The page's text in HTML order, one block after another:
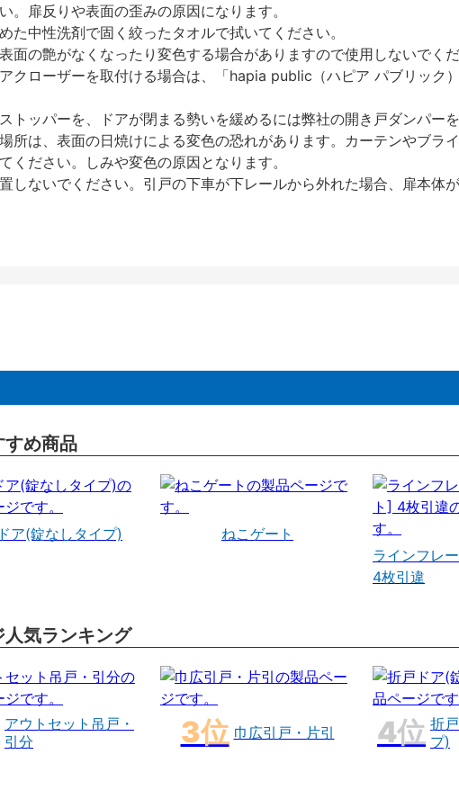
扉反りや表面の歪みの原因になります。
中性洗剤で固く絞ったタオルで拭いてください。
面の艶がなくなったり変色する場合がありますので使用しないでく
クローザーを取付ける場合は、「hapia public（ハピア パブリック
トッパーを、ドアが閉まる勢いを緩めるには弊社の開き戸ダンパー
所は、表面の日焼けによる変色の恐れがあります。カーテンやブラ
ださい。しみや変色の原因となります。
しないでください。引戸の下車が下レールから外れた場合、扉本体
すめ商品
ア(錠なしタイプ)
ねこゲート
ラインフレ
4枚引違
気ランキング
アウトセット吊戸・
引分
巾広引戸・片引
折
プ)